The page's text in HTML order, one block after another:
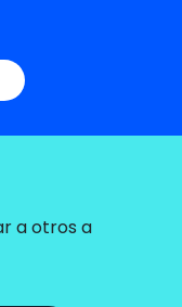
a otros a